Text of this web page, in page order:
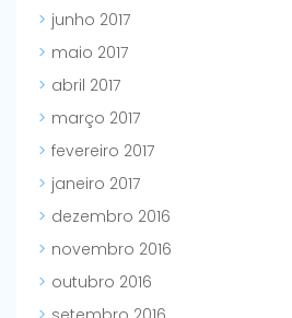
junho 2017
maio 2017
abril 2017
março 2017
fevereiro 2017
janeiro 2017
dezembro 2016
novembro 2016
outubro 2016